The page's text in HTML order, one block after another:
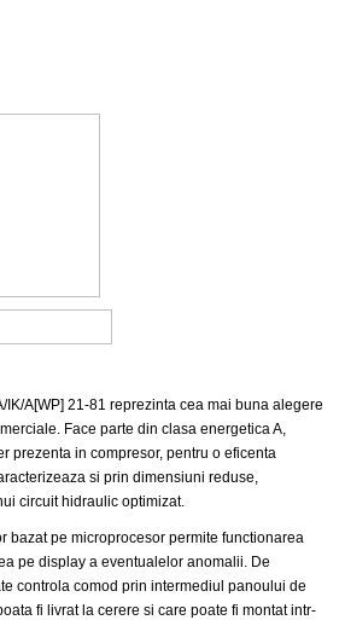
IK/A[WP] 21-81 reprezinta cea mai buna alegere
Face parte din clasa energetica A,
prezenta in compresor, pentru o eficenta
acterizeaza si prin dimensiuni reduse,
circuit hidraulic optimizat.
bazat pe microprocesor permite functionarea
pe display a eventualelor anomalii. De
controla comod prin intermediul panoului de
fi livrat la cerere si care poate fi montat intr-